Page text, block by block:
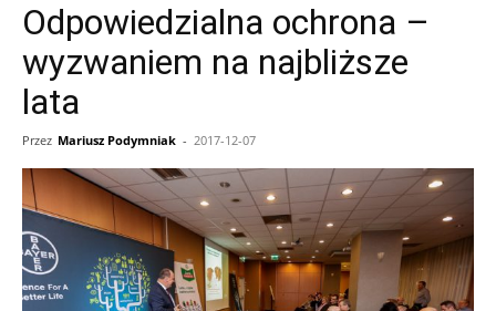
Odpowiedzialna ochrona –
wyzwaniem na najbliższe
lata
Przez Mariusz Podymniak - 2017-12-07